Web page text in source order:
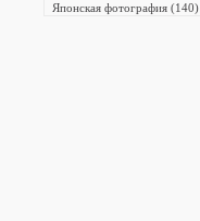
Японская фотография (140)